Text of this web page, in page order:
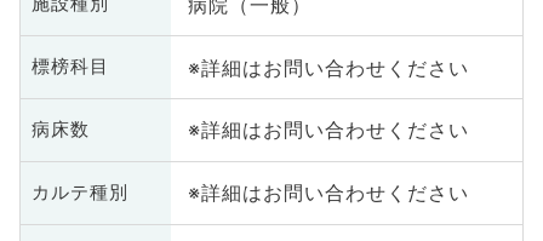
標榜科目 ※詳細はお問い合わせください
病床数 ※詳細はお問い合わせください
カルテ種別 ※詳細はお問い合わせください